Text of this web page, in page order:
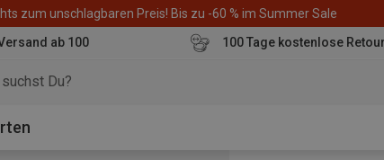
zum unschlagbaren Preis! Bis zu -60 % im Summer Sale
ab 100
100 Tage kostenlose